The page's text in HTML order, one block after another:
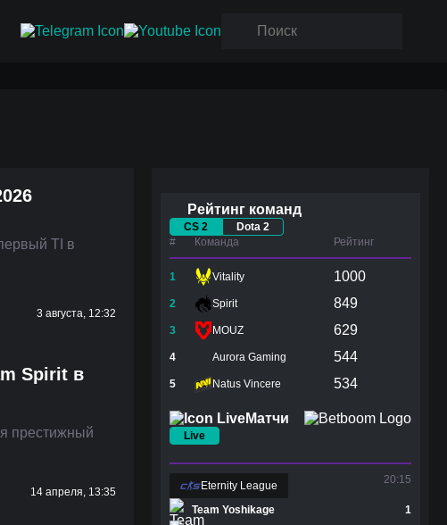
TI в
3 августа, 12:32
Spirit в
престижный
14 апреля, 13:35
Рейтинг команд
CS 2
Dota 2
#
Команда Рейтинг
1 Vitality 1000
2 Spirit 849
3 MOUZ 629
4 Aurora Gaming 544
5 Natus Vincere 534
Матчи
Live
Eternity League 20:15
Team Yoshikage
1